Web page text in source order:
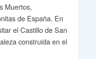
Muertos,
de España. En
el Castillo de San
construida en el